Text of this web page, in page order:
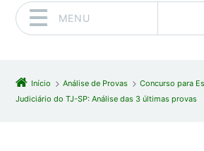
MENU
Início Análise de Provas
Concurso para
Judiciário do TJ-SP: Análise das 3 últimas provas